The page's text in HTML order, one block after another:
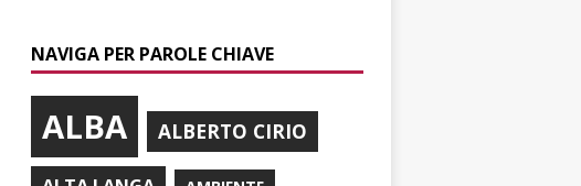
NAVIGA PER PAROLE CHIAVE
ALBA ALBERTO CIRIO